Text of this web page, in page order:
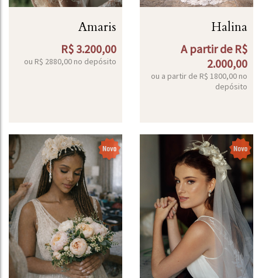
Amaris
R$ 3.200,00
ou R$ 2880,00 no depósito
Halina
A partir de R$
2.000,00
ou a partir de R$ 1800,00 no
depósito